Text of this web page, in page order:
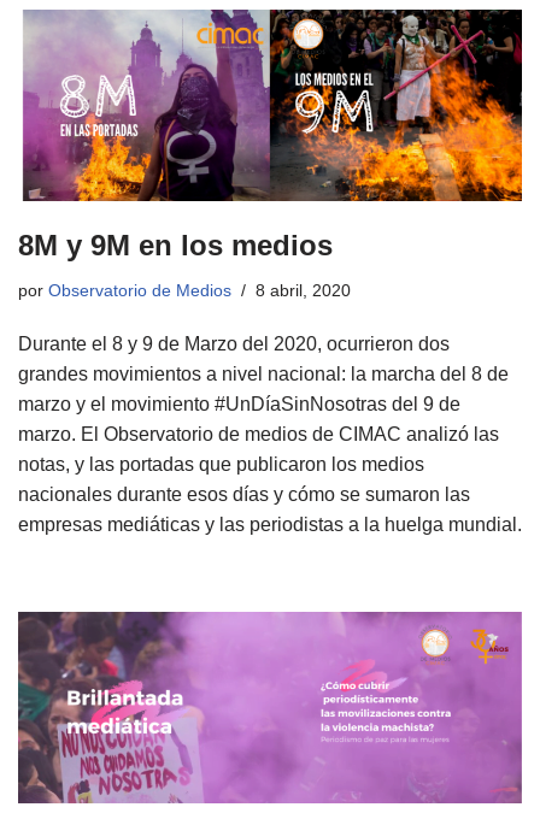
8M y 9M en los medios
por Observatorio de Medios 8 abril, 2020
Durante el 8 y 9 de Marzo del 2020, ocurrieron dos
grandes movimientos a nivel nacional: la marcha del 8 de
marzo y el movimiento #UnDíaSinNosotras del 9 de
marzo. El Observatorio de medios de CIMAC analizó las
notas, y las portadas que publicaron los medios
nacionales durante esos días y cómo se sumaron las
empresas mediáticas y las periodistas a la huelga mundial.